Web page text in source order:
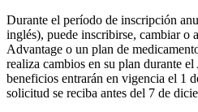
Durante el período de inscripción
inglés), puede inscribirse, cambiar o
Advantage o un plan de
realiza cambios en su plan durante
beneficios entrarán en vigencia el 1
solicitud se reciba antes del 7 de